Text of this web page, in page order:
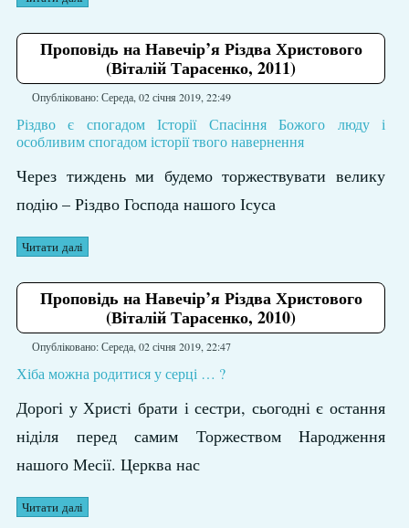
Проповідь на Навечір’я Різдва Христового
(Віталій Тарасенко, 2011)
Опубліковано: Середа, 02 січня 2019, 22:49
Різдво є спогадом Історії Спасіння Божого люду і
особливим спогадом історії твого навернення
Через тиждень ми будемо торжествувати велику
подію – Різдво Господа нашого Ісуса
Читати далі
Проповідь на Навечір’я Різдва Христового
(Віталій Тарасенко, 2010)
Опубліковано: Середа, 02 січня 2019, 22:47
Хіба можна родитися у серці … ?
Дорогі у Христі брати і сестри, сьогодні є остання
ніділя перед самим Торжеством Народження
нашого Месії. Церква нас
Читати далі